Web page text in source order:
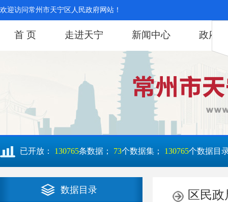
欢迎访问常州市天宁区人民政府网站！
首 页 走进天宁 新闻中心 政府
已开放： 130765条数据； 73个数据集； 130765个数据目
数据目录